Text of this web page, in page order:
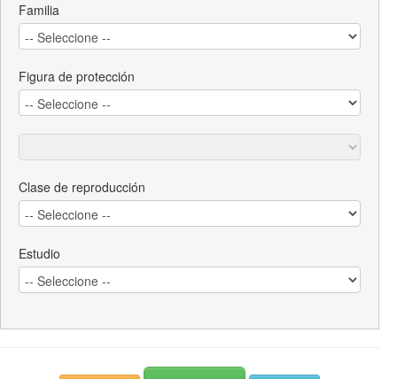
Familia
Figura de protección
Clase de reproducción
Estudio